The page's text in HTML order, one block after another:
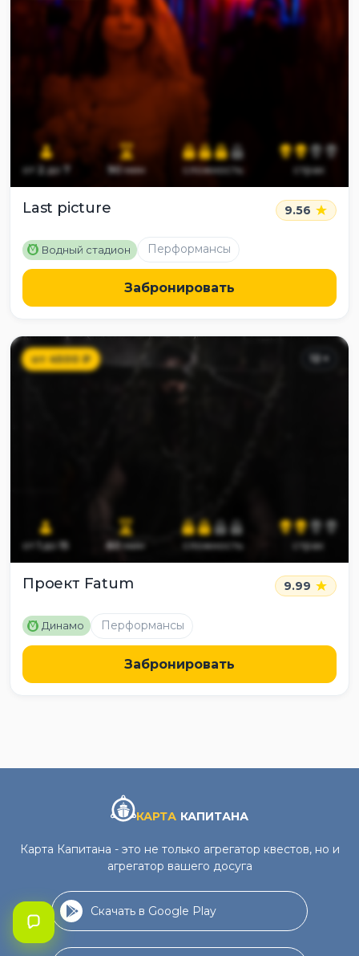
от 2до 90мин сложность страх
Last picture 9.56
M Водный стадион Перформансы
Забронировать
от4500₽ 12 +
от до 15 60мин сложность страх
Проект Fatum 9.99
M Динамо Перформансы
Забронировать
КАРТА КАПИТАНА
Карта Капитана - это не только агрегатор квестов, но и
агрегатор вашего досуга
Скачать в Google Play